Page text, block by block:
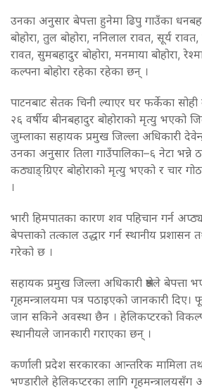
उनका अनुसार बेपत्ता हुनेमा ढिपु गाउँका
बोहोरा, तुल बोहोरा, ननिलाल रावत, सूर्य
रावत, सुमबहादुर बोहोरा, मनमाया बोहोरा,
कल्पना बोहोरा रहेका रहेका छन् ।
पाटनबाट सेतक चिनी ल्याएर घर फर्केका
२६ वर्षीय बीनबहादुर बोहोराको मृत्यु भएको
जुम्लाका सहायक प्रमुख जिल्ला अधिकारी देवेन्द्र
उनका अनुसार तिला गाउँपालिका–६ नेटा भन्ने
कठ्याङ्ग्रिएर बोहोराको मृत्यु भएको र चार
।
भारी हिमपातका कारण शव पहिचान गर्न
बेपत्ताको तत्काल उद्धार गर्न स्थानीय
गरेको छ ।
सहायक प्रमुख जिल्ला अधिकारी श्रेष्ठले बेपत्ता
गृहमन्त्रालयमा पत्र पठाइएको जानकारी दिए।
जान सकिने अवस्था छैन । हेलिकप्टरको
स्थानीयले जानकारी गराएका छन् ।
कर्णाली प्रदेश सरकारका आन्तरिक मामिला
भण्डारीले हेलिकप्टरका लागि गृहमन्त्रालयसँग